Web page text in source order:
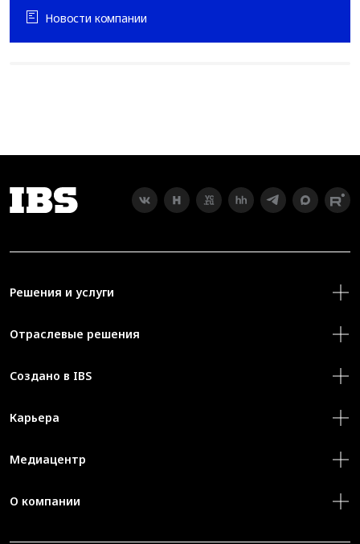
Новости компании
Решения и услуги
Отраслевые решения
Создано в IBS
Карьера
Медиацентр
О компании